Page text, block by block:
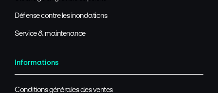
Défense contre les inondations
Service & maintenance
Informations
Conditions générales des ventes